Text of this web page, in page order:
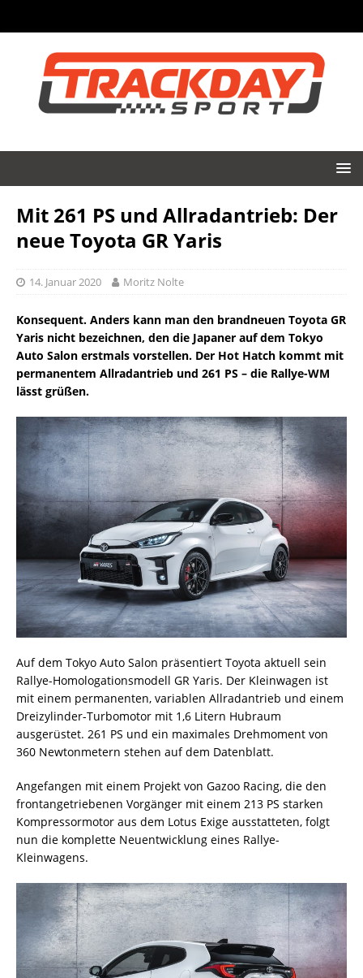
Mit 261 PS und Allradantrieb: Der
neue Toyota GR Yaris
14. Januar 2020 Moritz Nolte
Konsequent. Anders kann man den brandneuen Toyota GR
Yaris nicht bezeichnen, den die Japaner auf dem Tokyo
Auto Salon erstmals vorstellen. Der Hot Hatch kommt mit
permanentem Allradantrieb und 261 PS – die Rallye-WM
lässt grüßen.
Auf dem Tokyo Auto Salon präsentiert Toyota aktuell sein
Rallye-Homologationsmodell GR Yaris. Der Kleinwagen ist
mit einem permanenten, variablen Allradantrieb und einem
Dreizylinder-Turbomotor mit 1,6 Litern Hubraum
ausgerüstet. 261 PS und ein maximales Drehmoment von
360 Newtonmetern stehen auf dem Datenblatt.
Angefangen mit einem Projekt von Gazoo Racing, die den
frontangetriebenen Vorgänger mit einem 213 PS starken
Kompressormotor aus dem Lotus Exige ausstatteten, folgt
nun die komplette Neuentwicklung eines Rallye-
Kleinwagens.